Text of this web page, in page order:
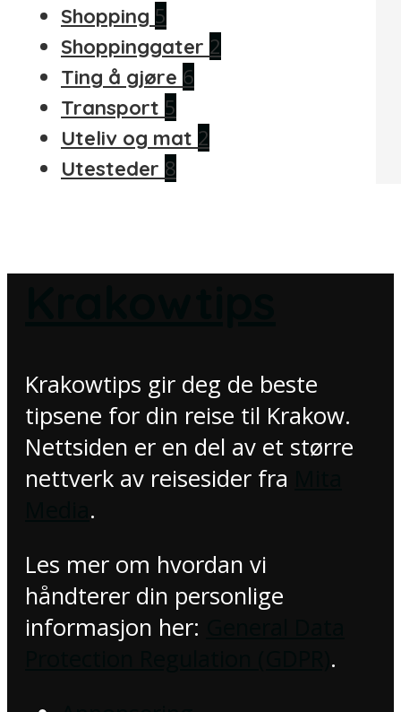
Shopping 5
Shoppinggater 2
Ting å gjøre 6
Transport 5
Uteliv og mat 2
Utesteder 8
Krakowtips gir deg de beste
tipsene for din reise til Krakow.
Nettsiden er en del av et større
nettverk av reisesider fra
.
Les mer om hvordan vi
håndterer din personlige
informasjon her:
.